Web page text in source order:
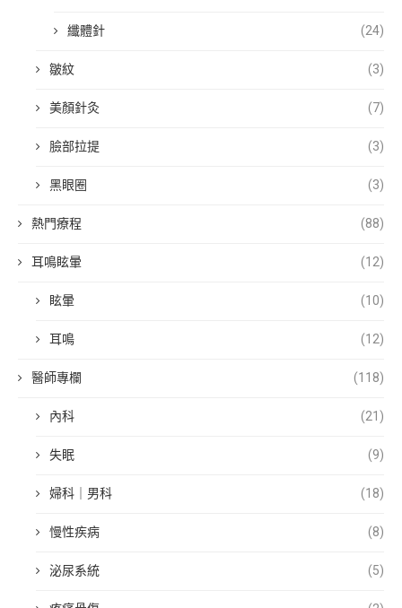
纖體針 (24)
皺紋 (3)
美顏針灸 (7)
臉部拉提 (3)
黑眼圈 (3)
熱門療程 (88)
耳鳴眩暈 (12)
眩暈 (10)
耳鳴 (12)
醫師專欄 (118)
內科 (21)
失眠 (9)
婦科｜男科 (18)
慢性疾病 (8)
泌尿系統 (5)